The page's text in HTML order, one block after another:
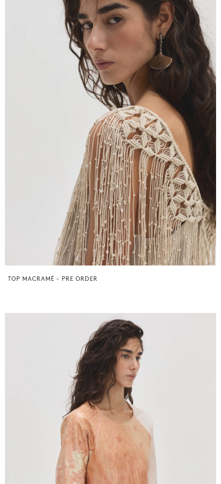
TOP MACRAMÉ - PRE ORDER